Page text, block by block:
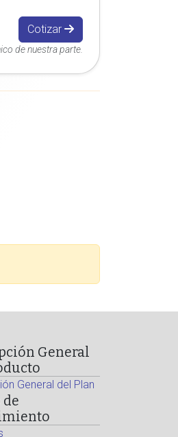
Cotizar
de nuestra parte.
General
General del Plan
de